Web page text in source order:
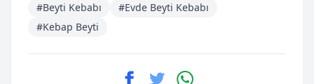
#Beyti Kebabı
#Evde Beyti Kebabı
#Kebap Beyti